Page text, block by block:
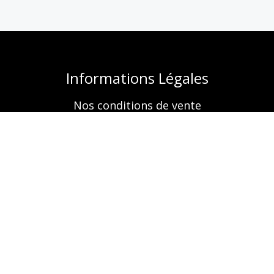
Informations Légales
Nos conditions de vente